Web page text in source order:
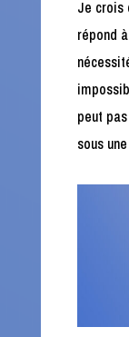
Je crois
répond
peut
sous